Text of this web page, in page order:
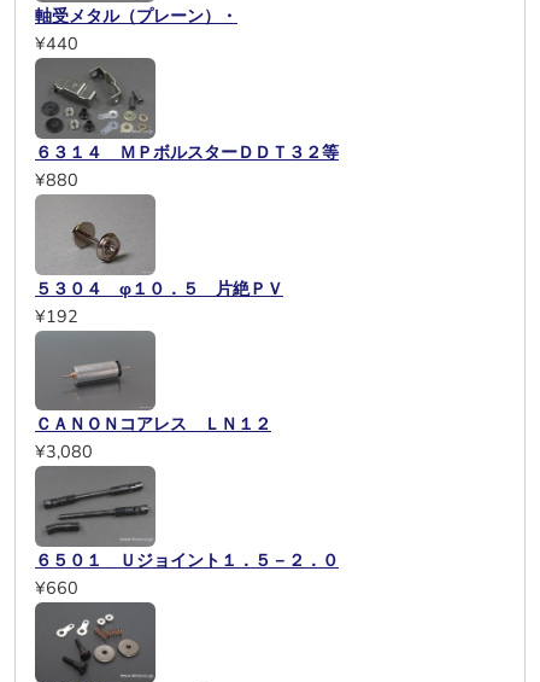
軸受メタル（プレーン）・
¥440
６３１４ ＭＰボルスターＤＤＴ３２等
¥880
５３０４ φ１０．５ 片絶ＰＶ
¥192
ＣＡＮＯＮコアレス ＬＮ１２
¥3,080
６５０１ Ｕジョイント１．５－２．０
¥660